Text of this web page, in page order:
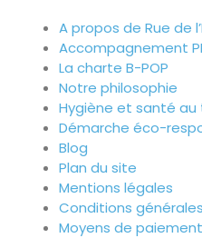
A propos de Rue de
Accompagnement
La charte B-POP
Notre philosophie
Hygiène et santé au
Démarche éco-
Blog
Plan du site
Mentions légales
Conditions
Moyens de paiement